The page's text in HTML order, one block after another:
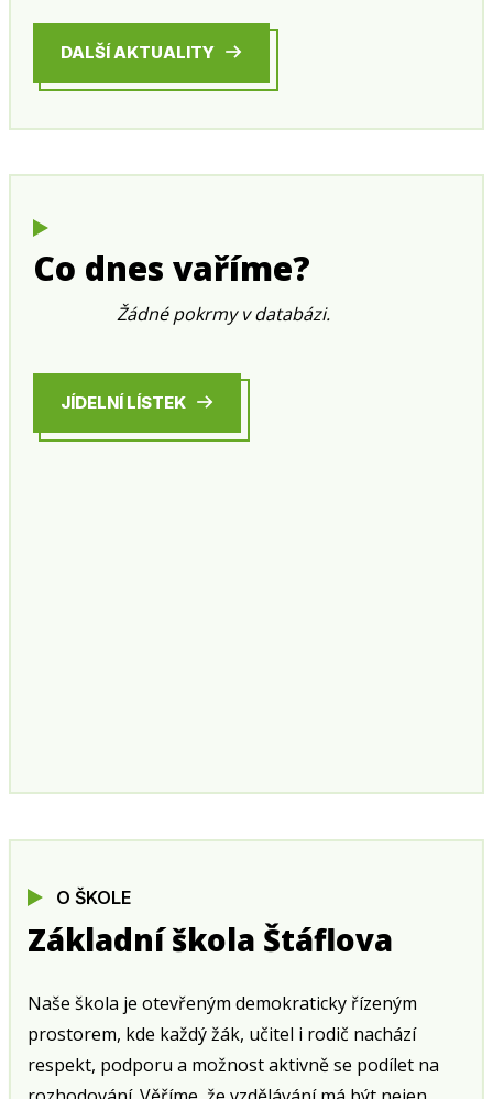
DALŠÍ AKTUALITY
Co dnes vaříme?
Žádné pokrmy v databázi.
JÍDELNÍ LÍSTEK
O ŠKOLE
Základní škola Štáflova
Naše škola je otevřeným demokraticky řízeným
prostorem, kde každý žák, učitel i rodič nachází
respekt, podporu a možnost aktivně se podílet na